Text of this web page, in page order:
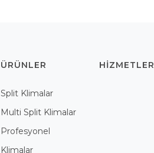
ÜRÜNLER
Split Klimalar
Multi Split Klimalar
Profesyonel
Klimalar
HIZMETLER